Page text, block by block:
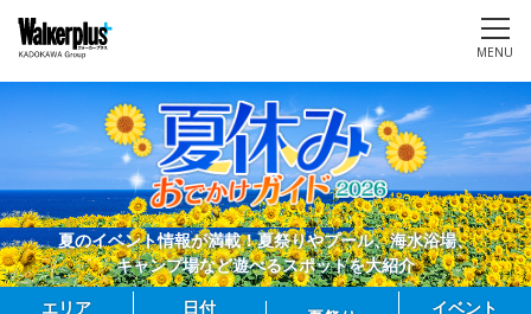
MENU
夏のイベント情報が満載！夏祭りやプール、海水浴場、
キャンプ場など遊べるスポットを大紹介
エリア
日付
イベント